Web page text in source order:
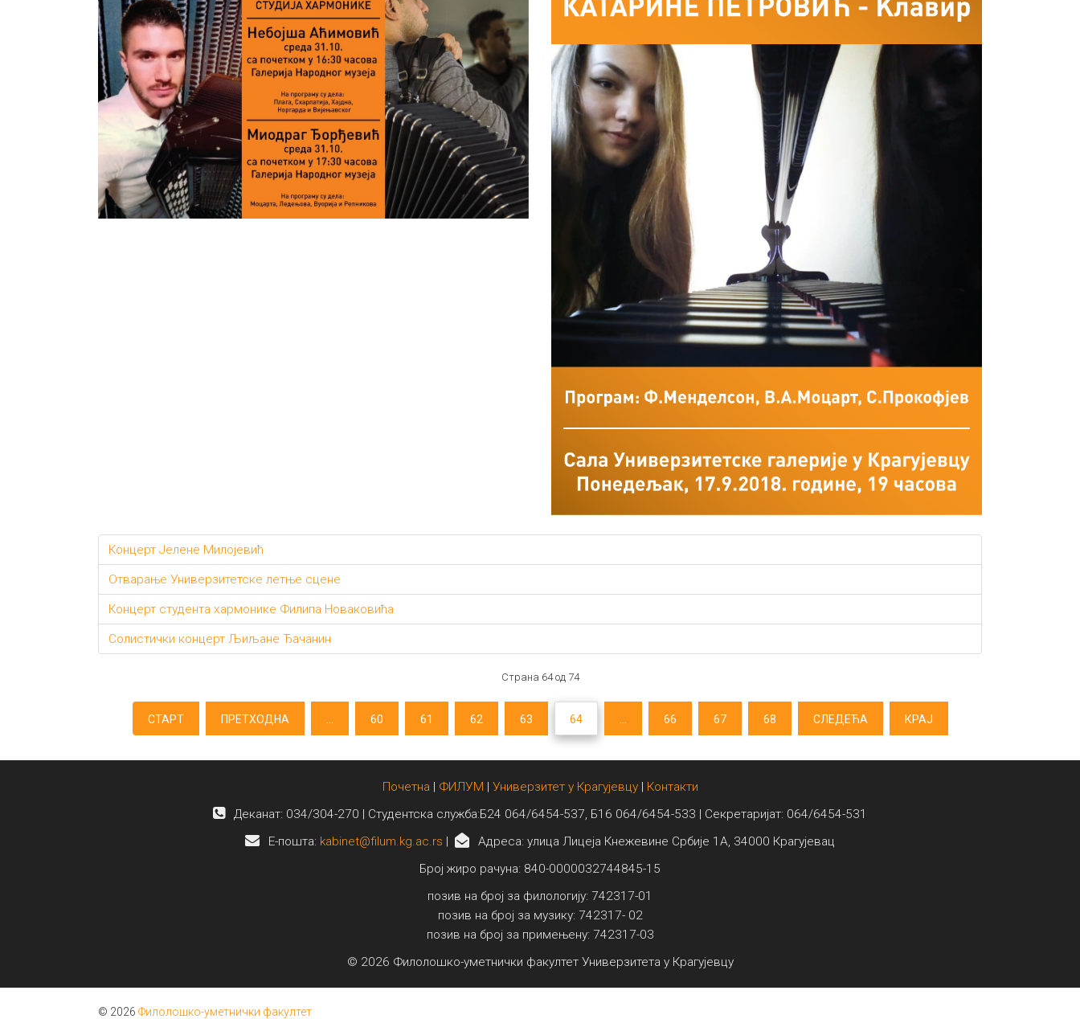
Концерт Јелене Милојевић
Отварање Универзитетске летње сцене
Концерт студента хармонике Филипа Новаковића
Солистички концерт Љиљане Ђачанин
Страна 64 од 74
СТАРТ ПРЕТХОДНА 60 61 62 63 64 66 67 68 СЛЕДЕЋА КРАЈ
Почетна | ФИЛУМ | Универзитет у Крагујевцу| Контакти
Деканат: 034/304-270 | Студентска служба:Б24 064/6454-537, Б16 064/6454-533 | Секретаријат: 064/6454-531
E-пошта: kabinet@filum.kg.ac.rs |
Адреса: улица Лицеја Кнежевине Србије 1А, 34000 Крагујевац
Број жиро рачуна: 840-0000032744845-15
позив на број за филологију: 742317-01
позив на број за музику: 742317- 02
позив на број за примењену: 742317-03
© 2026 Филолошко-уметнички факултет Универзитета у Крагујевцу
© 2026 Филолошко-уметнички факултет